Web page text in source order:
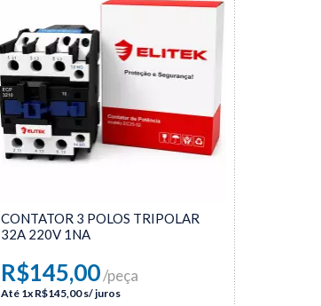
CONTATOR 3 POLOS TRIPOLAR
32A 220V 1NA
R$145,00/peça
Até 1x R$145,00s/ juros